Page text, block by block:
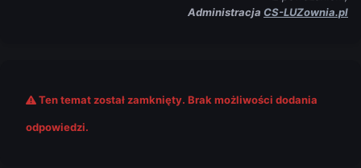
Administracja CS-LUZownia.pl
Ten temat został zamknięty. Brak możliwości dodania
odpowiedzi.